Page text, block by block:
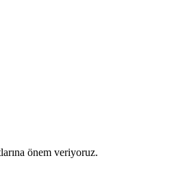
önem veriyoruz.